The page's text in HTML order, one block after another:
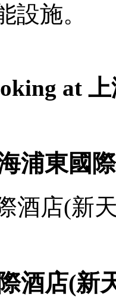
設施。
at
浦東國
酒店(新
酒店(新